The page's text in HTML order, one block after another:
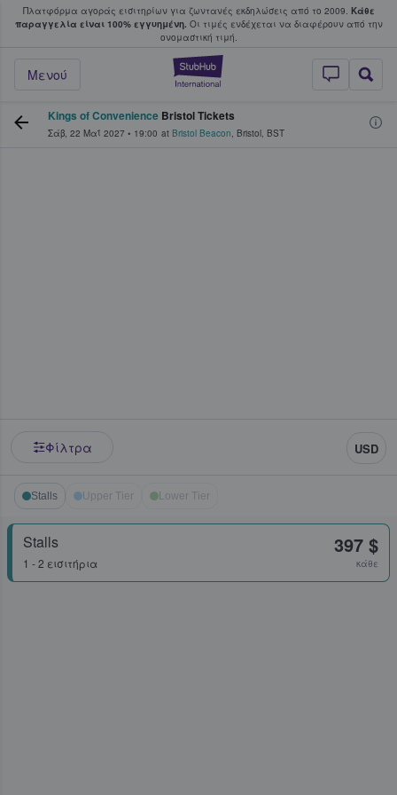
Πλατφόρμα αγοράς εισιτηρίων για ζωντανές εκδηλώσεις από το 2009. Κάθε
παραγγελία είναι 100% εγγυημένη. Οι τιμές ενδέχεται να διαφέρουν από την
oνομαστική τιμή.
StubHub - Όπου
Μενού
φαν αγοράζουν και πουλούν
Kings of Convenience Bristol Tickets
Σάβ, 22 Μαΐ 2027 • 19:00 at Bristol Beacon, Bristol, BST
Φίλτρα USD
Stalls Upper Tier Lower Tier
Stalls
1 - 2 εισιτήρια
397 $
κάθε